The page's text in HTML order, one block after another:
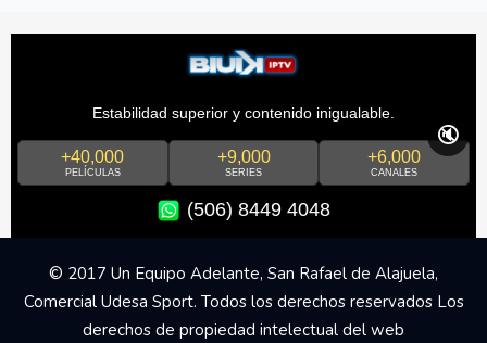
Estabilidad superior y contenido inigualable.
+40,000
PELÍCULAS
+9,000
SERIES
+6,000
CANALES
(506) 8449 4048
🔇
© 2017 Un Equipo Adelante, San Rafael de Alajuela,
Comercial Udesa Sport. Todos los derechos reservados Los
derechos de propiedad intelectual del web